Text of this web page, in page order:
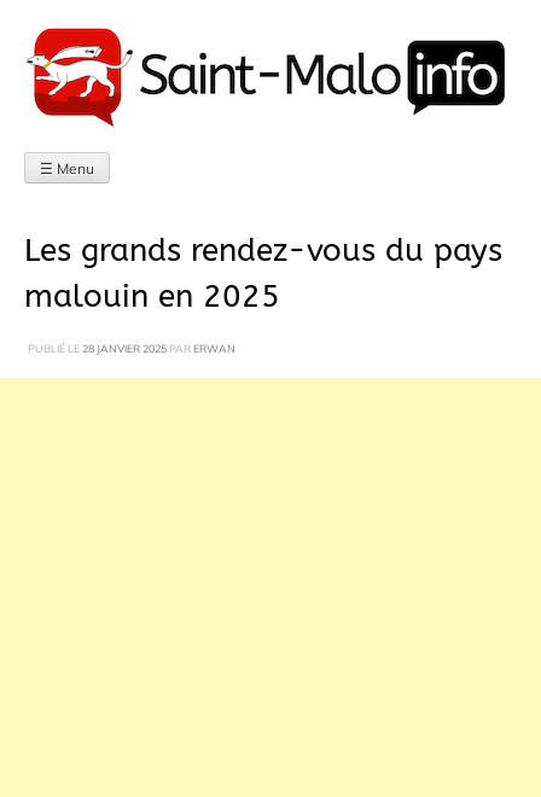
au
contenu
☰ Menu
Les grands rendez-vous du pays
malouin en 2025
PUBLIÉ LE28 JANVIER 2025 PARERWAN